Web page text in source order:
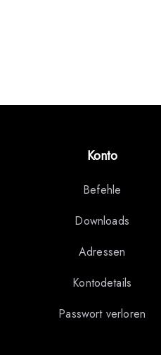
Konto
Befehle
Downloads
Adressen
Kontodetails
Passwort verloren